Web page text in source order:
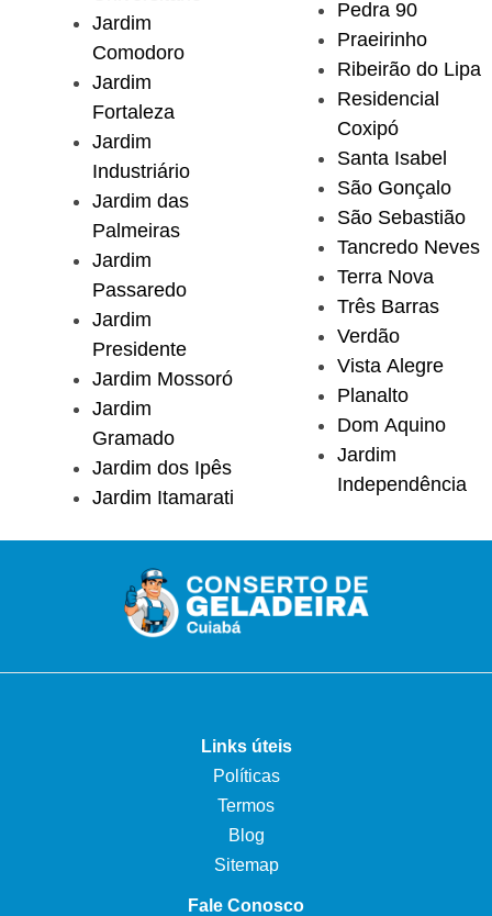
Jardim
Comodoro
Jardim
Fortaleza
Jardim
Industriário
Jardim das
Palmeiras
Jardim
Passaredo
Jardim
Presidente
Jardim Mossoró
Jardim
Gramado
Jardim dos Ipês
Jardim Itamarati
Pedra 90
Praeirinho
Ribeirão do Lipa
Residencial
Coxipó
Santa Isabel
São Gonçalo
São Sebastião
Tancredo Neves
Terra Nova
Três Barras
Verdão
Vista Alegre
Planalto
Dom Aquino
Jardim
Independência
Links úteis
Políticas
Termos
Blog
Sitemap
Fale Conosco